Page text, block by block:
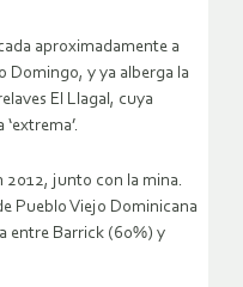
aproximadamente a
Domingo, y ya alberga la
El Llagal, cuya
2012, junto con la mina.
Pueblo Viejo Dominicana
entre Barrick (60%) y